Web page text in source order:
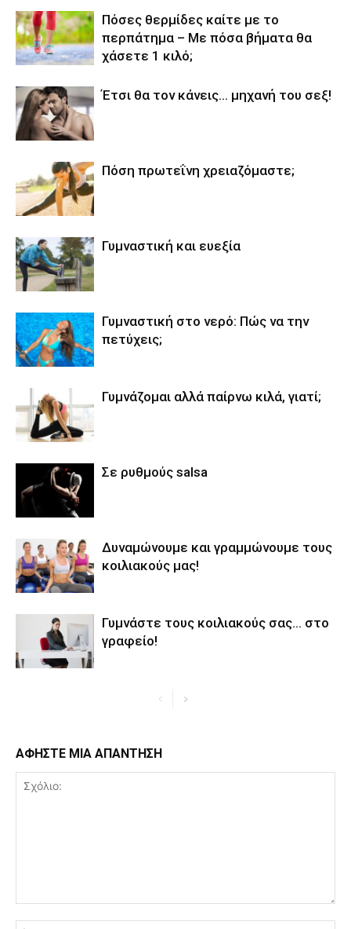
Πόσες θερμίδες καίτε με το
περπάτημα – Με πόσα βήματα θα
χάσετε 1 κιλό;
Έτσι θα τον κάνεις… μηχανή του σεξ!
Πόση πρωτεΐνη χρειαζόμαστε;
Γυμναστική και ευεξία
Γυμναστική στο νερό: Πώς να την
πετύχεις;
Γυμνάζομαι αλλά παίρνω κιλά, γιατί;
Σε ρυθμούς salsa
Δυναμώνουμε και γραμμώνουμε τους
κοιλιακούς μας!
Γυμνάστε τους κοιλιακούς σας… στο
γραφείο!
ΑΦΗΣΤΕ ΜΙΑ ΑΠΑΝΤΗΣΗ